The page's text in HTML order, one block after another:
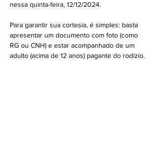
nessa quinta-feira, 12/12/2024.
Para garantir sua cortesia, é simples: basta
apresentar um documento com foto (como
RG ou CNH) e estar acompanhado de um
adulto (acima de 12 anos) pagante do rodízio.